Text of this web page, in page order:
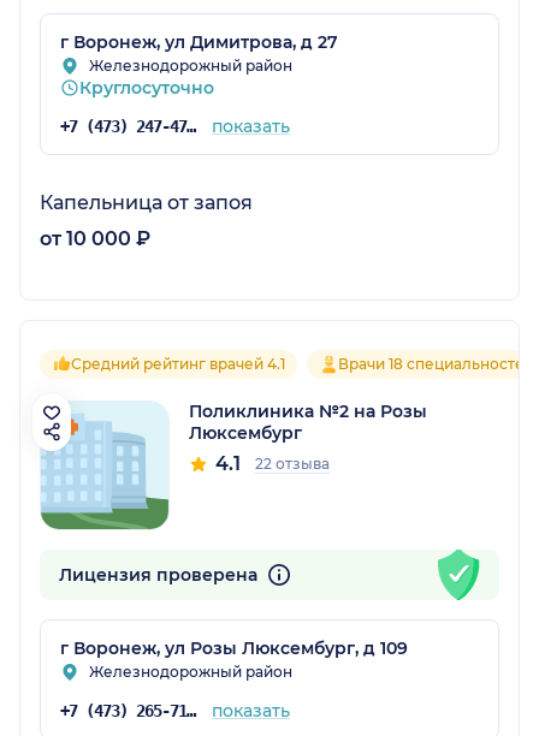
г Воронеж, ул Димитрова, д 27
Железнодорожный район
Круглосуточно
+7 (473) 247-47-37 показать
Капельница от запоя
от 10 000 ₽
Средний рейтинг врачей 4.1 Врачи 18 специальностей
Поликлиника №2 на Розы
Люксембург
4.1 22 отзыва
Лицензия проверена
г Воронеж, ул Розы Люксембург, д 109
Железнодорожный район
+7 (473) 265-71-44 показать